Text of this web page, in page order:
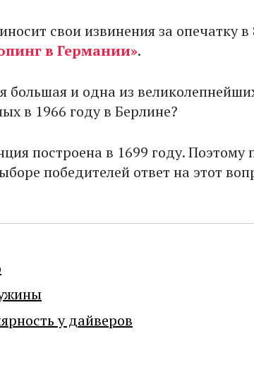
свои извинения за опечатку в
в Германии».
большая и одна из
в 1966 году в Берлине?
построена в 1699 году. Поэтому
победителей ответ на этот
у дайверов